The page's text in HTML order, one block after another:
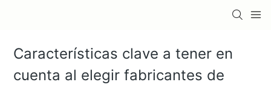
Características clave a tener en
cuenta al elegir fabricantes de